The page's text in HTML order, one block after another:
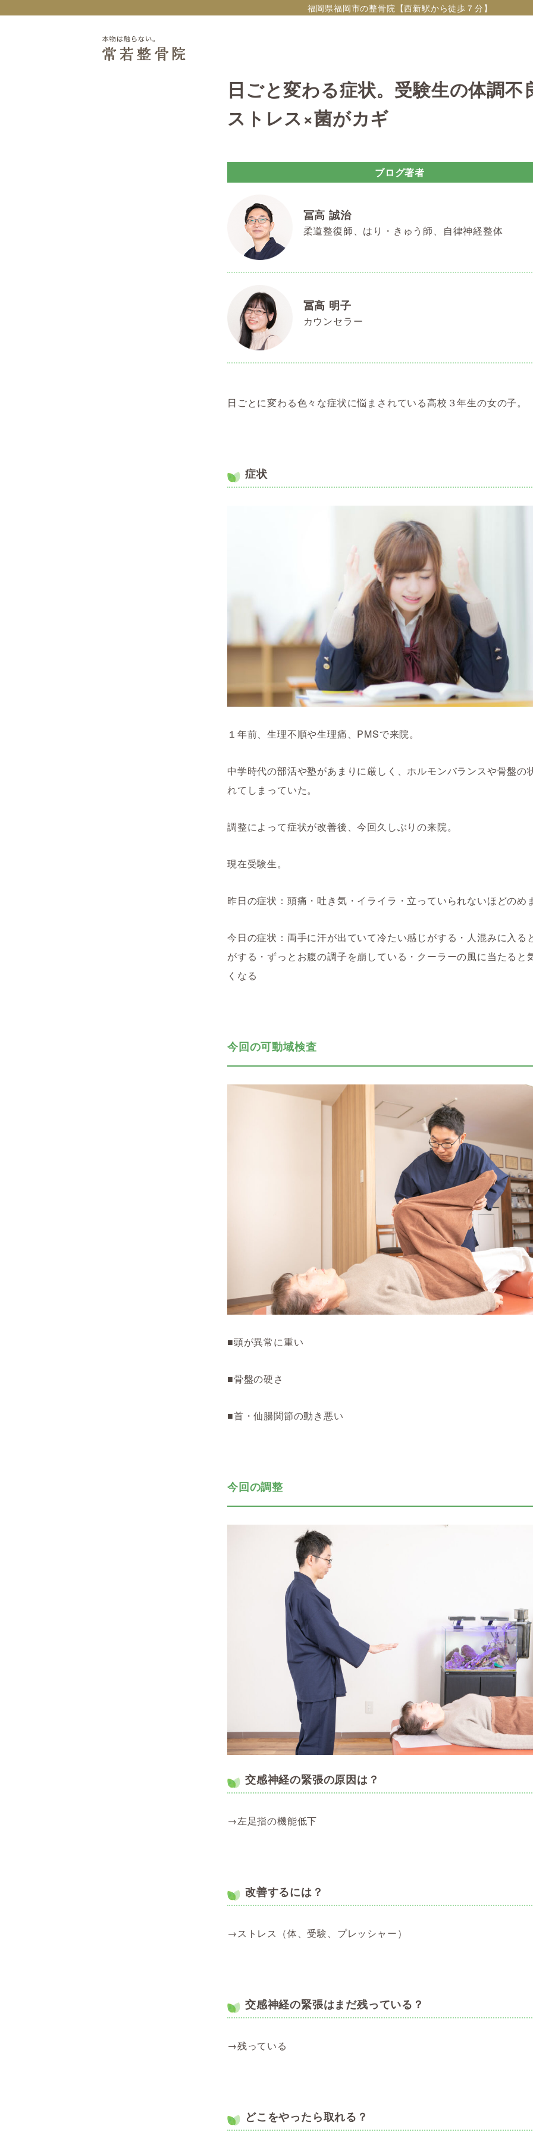
福岡県福岡市の整骨院【西新駅から徒歩７分】
日ごと変わる症状。受験生の体調不
ストレス×菌がカギ
ブログ著者
冨高 誠治
柔道整復師、はり・きゅう師、自律神経整体
冨高 明子
カウンセラー
日ごとに変わる色々な症状に悩まされている高校３年生の女の子。
症状
１年前、生理不順や生理痛、PMSで来院。
中学時代の部活や塾があまりに厳しく、ホルモンバランスや骨盤の
れてしまっていた。
調整によって症状が改善後、今回久しぶりの来院。
現在受験生。
昨日の症状：頭痛・吐き気・イライラ・立っていられないほどのめ
今日の症状：両手に汗が出ていて冷たい感じがする・人混みに入る
がする・ずっとお腹の調子を崩している・クーラーの風に当たると
くなる
今回の可動域検査
■頭が異常に重い
■骨盤の硬さ
■首・仙腸関節の動き悪い
今回の調整
交感神経の緊張の原因は？
→左足指の機能低下
改善するには？
→ストレス（体、受験、プレッシャー）
交感神経の緊張はまだ残っている？
→残っている
どこをやったら取れる？